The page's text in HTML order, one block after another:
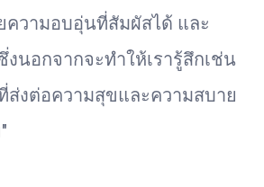
ความอบอุ่นที่สัมผัสได้ และ
นอกจากจะทำให้เรารู้สึกเช่น
ส่งต่อความสุขและความสบาย